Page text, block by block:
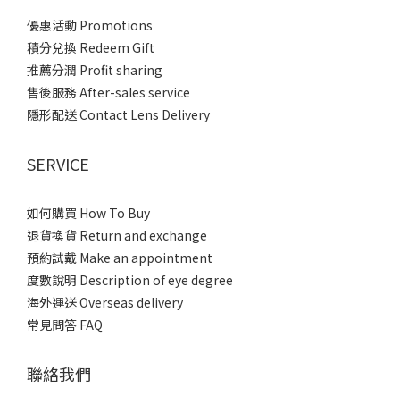
優惠活動 Promotions
積分兌換 Redeem Gift
推薦分潤 Profit sharing
售後服務 After-sales service
隱形配送 Contact Lens Delivery
SERVICE
如何購買 How To Buy
退貨換貨 Return and exchange
預約試戴 Make an appointment
度數說明 Description of eye degree
海外運送 Overseas delivery
常見問答 FAQ
聯絡我們